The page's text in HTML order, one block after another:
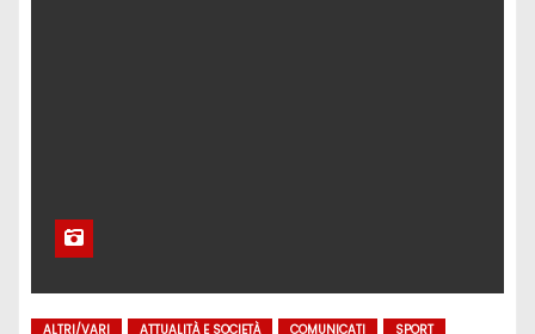
ALTRI/VARI ATTUALITÀ E SOCIETÀ COMUNICATI SPORT